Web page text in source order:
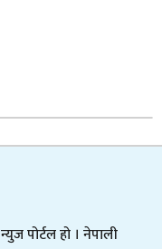
पोर्टल हो । नेपाली